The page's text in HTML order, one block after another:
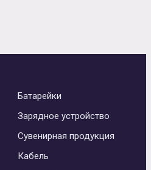
Батарейки
Зарядное устройство
Сувенирная продукция
Кабель